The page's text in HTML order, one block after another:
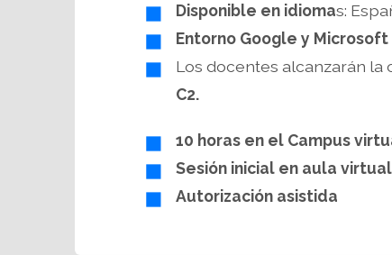
Disponible en idiomas:
Entorno Google y Microsoft
Los docentes alcanzarán
C2.
10 horas en el Campus
Sesión inicial en aula
Autorizaciónasistida